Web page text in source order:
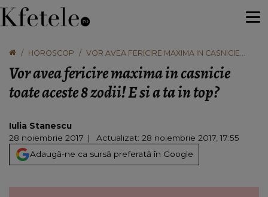
HOROSCOP
VOR AVEA FERICIRE MAXIMA IN CASNICIE
Vor avea fericire maxima in casnicie
toate aceste 8 zodii! E si a ta in top?
Iulia Stanescu
28 noiembrie 2017
Actualizat: 28 noiembrie 2017, 17:55
Adaugă-ne ca sursă preferată în Google